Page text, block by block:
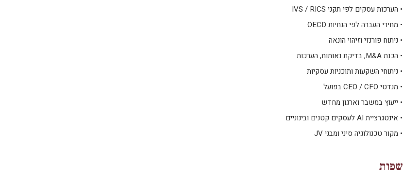
• הערכות עסקים לפי תקני IVS / RICS
• מחירי העברה לפי הנחיות OECD
• ניתוח פורנזי וזיהוי הונאה
• הכנת M&A, בדיקת נאותות, הערכות
• ניתוחי השקעות ותוכניות עסקיות
• מנדטי CEO / CFO בפועל
• ייעוץ במשבר וארגון מחדש
• אינטגרציית AI לעסקים קטנים ובינוניים
• מקור טכנולוגיה סיני ומבני JV
שפות